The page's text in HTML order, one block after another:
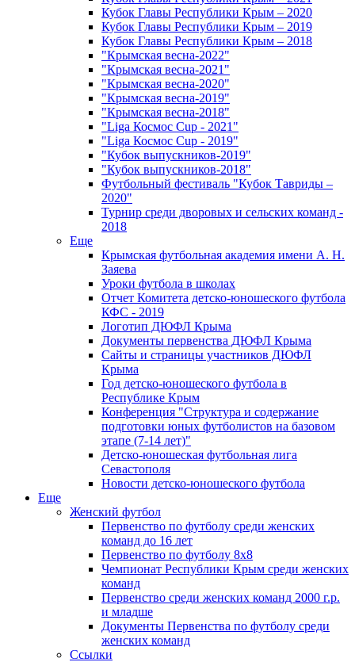
Кубок Главы Республики Крым – 2020
Кубок Главы Республики Крым – 2019
Кубок Главы Республики Крым – 2018
"Крымская весна-2022"
"Крымская весна-2021"
"Крымская весна-2020"
"Крымская весна-2019"
"Крымская весна-2018"
"Liga Космос Cup - 2021"
"Liga Космос Cup - 2019"
"Кубок выпускников-2019"
"Кубок выпускников-2018"
Футбольный фестиваль "Кубок Тавриды –
2020"
Турнир среди дворовых и сельских команд -
2018
Еще
Крымская футбольная академия имени А. Н.
Заяева
Уроки футбола в школах
Отчет Комитета детско-юношеского футбола
КФС - 2019
Логотип ДЮФЛ Крыма
Документы первенства ДЮФЛ Крыма
Сайты и страницы участников ДЮФЛ
Крыма
Год детско-юношеского футбола в
Республике Крым
Конференция "Структура и содержание
подготовки юных футболистов на базовом
этапе (7-14 лет)"
Детско-юношеская футбольная лига
Севастополя
Новости детско-юношеского футбола
Еще
Женский футбол
Первенство по футболу среди женских
команд до 16 лет
Первенство по футболу 8х8
Чемпионат Республики Крым среди женских
команд
Первенство среди женских команд 2000 г.р.
и младше
Документы Первенства по футболу среди
женских команд
Ссылки